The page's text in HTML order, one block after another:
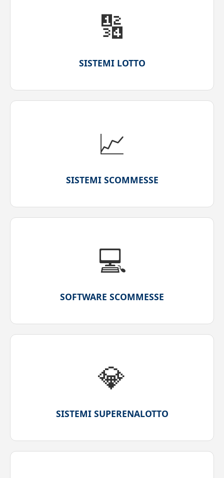
🔢
SISTEMI LOTTO
📈
SISTEMI SCOMMESSE
💻
SOFTWARE SCOMMESSE
💎
SISTEMI SUPERENALOTTO